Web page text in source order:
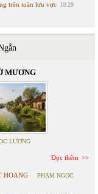
trên toàn lưu vực 10:29
MƯƠNG
LƯƠNG
Đọc thêm
HOANG
PHẠM NGỌC